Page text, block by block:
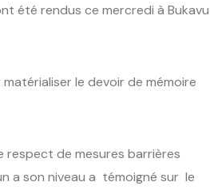
été rendus ce mercredi à Bukavu
le devoir de mémoire
respect de mesures barrières
a son niveau a témoigné sur le